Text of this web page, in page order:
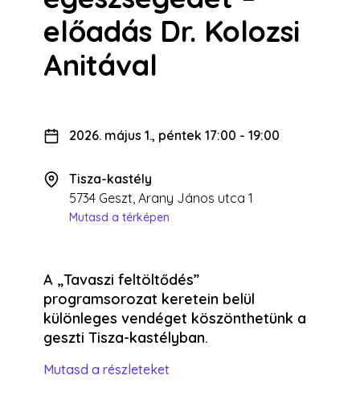
előadás Dr. Kolozsi
Anitával
2026. május 1., péntek 17:00 - 19:00
Tisza-kastély
5734 Geszt, Arany János utca 1
Mutasd a térképen
A „Tavaszi feltöltődés”
programsorozat keretein belül
különleges vendéget köszönthetünk a
geszti Tisza-kastélyban.
Mutasd a részleteket